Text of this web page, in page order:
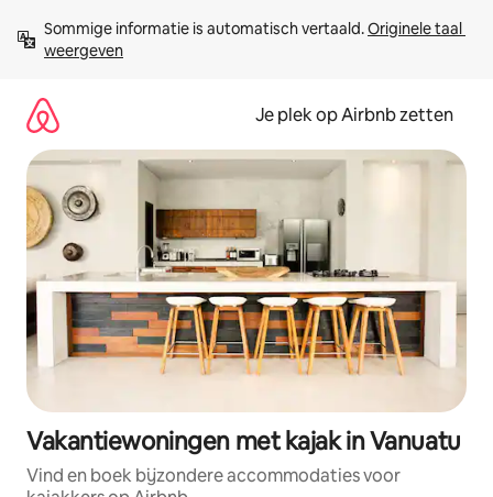
direct
naar
Sommige informatie is automatisch vertaald. Originele taal
weergeven
Je plek op Airbnb zetten
Vakantiewoningen met kajak in Vanuatu
Vind en boek bijzondere accommodaties voor